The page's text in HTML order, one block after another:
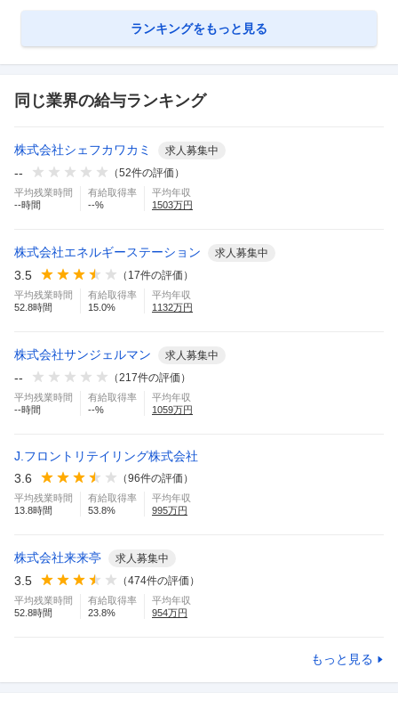
ランキングをもっと見る
同じ業界の給与ランキング
株式会社シェフカワカミ 求人募集中
-- （52件の評価）
平均残業時間
--時間
有給取得率
--%
平均年収
1503万円
株式会社エネルギーステーション 求人募集中
3.5 （ 17件の評価）
平均残業時間
52.8時間
有給取得率
15.0%
平均年収
1132万円
株式会社サンジェルマン 求人募集中
-- （217件の評価）
平均残業時間
--時間
有給取得率
--%
平均年収
1059万円
J.フロントリテイリング株式会社
3.6
（96件の評価）
平均残業時間
13.8時間
有給取得率
53.8%
平均年収
995万円
株式会社来来亭 求人募集中
3.5 （474件の評価）
平均残業時間
52.8時間
有給取得率
23.8%
平均年収
954万円
もっと見る